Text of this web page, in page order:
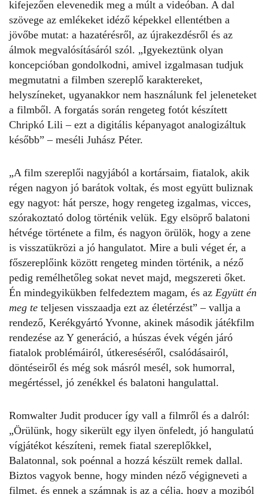
kifejezően elevenedik meg a múlt a videóban. A dal
szövege az emlékeket idéző képekkel ellentétben a
jövőbe mutat: a hazatérésről, az újrakezdésről és az
álmok megvalósításáról szól. „Igyekeztünk olyan
koncepcióban gondolkodni, amivel izgalmasan tudjuk
megmutatni a filmben szereplő karaktereket,
helyszíneket, ugyanakkor nem használunk fel jeleneteket
a filmből. A forgatás során rengeteg fotót készített
Chripkó Lili – ezt a digitális képanyagot analogizáltuk
később” – meséli Juhász Péter.
„A film szereplői nagyjából a kortársaim, fiatalok, akik
régen nagyon jó barátok voltak, és most együtt buliznak
egy nagyot: hát persze, hogy rengeteg izgalmas, vicces,
szórakoztató dolog történik velük. Egy elsöprő balatoni
hétvége története a film, és nagyon örülök, hogy a zene
is visszatükrözi a jó hangulatot. Mire a buli véget ér, a
főszereplőink között rengeteg minden történik, a néző
pedig remélhetőleg sokat nevet majd, megszereti őket.
Én mindegyikükben felfedeztem magam, és az Együtt én
meg te teljesen visszaadja ezt az életérzést” – vallja a
rendező, Kerékgyártó Yvonne, akinek második játékfilm
rendezése az Y generáció, a húszas évek végén járó
fiatalok problémáiról, útkereséséről, csalódásairól,
döntéseiről és még sok másról mesél, sok humorral,
megértéssel, jó zenékkel és balatoni hangulattal.
Romwalter Judit producer így vall a filmről és a dalról:
„Örülünk, hogy sikerült egy ilyen önfeledt, jó hangulatú
vígjátékot készíteni, remek fiatal szereplőkkel,
Balatonnal, sok poénnal a hozzá készült remek dallal.
Biztos vagyok benne, hogy minden néző végigneveti a
filmet, és ennek a számnak is az a célja, hogy a moziból